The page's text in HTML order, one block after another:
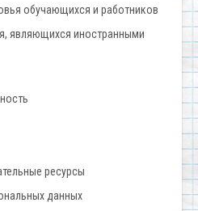
обучающихся и работников
являющихся иностранными
ресурсы
данных